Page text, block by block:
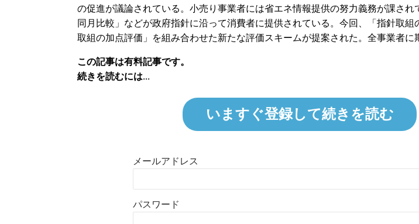
の促進が議論されている。小売り事業者には省エネ情報提供の努力義務が課され
同月比較」などが政府指針に沿って消費者に提供されている。今回、「指針取組
取組の加点評価」を組み合わせた新たな評価スキームが提案された。全事業者に
この記事は有料記事です。
続きを読むには...
いますぐ登録して続きを読む
メールアドレス
パスワード